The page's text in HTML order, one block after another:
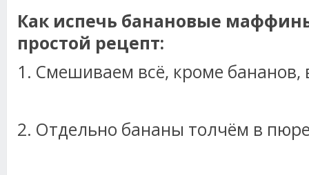
Как испечь банановые
простой рецепт:
1. Смешиваем всё, кроме бананов,
2. Отдельно бананы толчём в